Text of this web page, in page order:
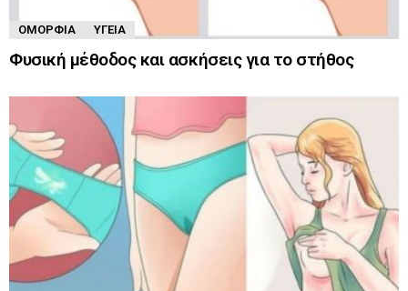
ΟΜΟΡΦΙΆ ΥΓΕΊΑ
Φυσική μέθοδος και ασκήσεις για το στήθος